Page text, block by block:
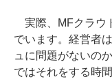
実際、MFクラウ
でいます。経営者
ュに問題がないの
ではそれをする時